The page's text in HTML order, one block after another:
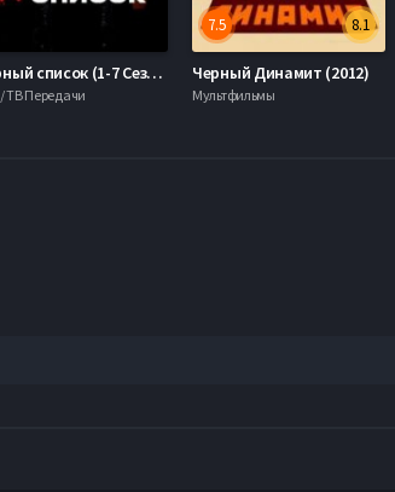
Черный список (1-7 Сезон)
ТВ Передачи
8.1
7.5
Черный Динамит (2012)
Мультфильмы